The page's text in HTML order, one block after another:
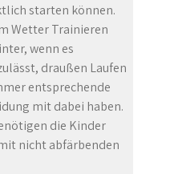
starten können.
Wetter Trainieren
wenn es
draußen Laufen
entsprechende
mit dabei haben.
die Kinder
nicht abfärbenden